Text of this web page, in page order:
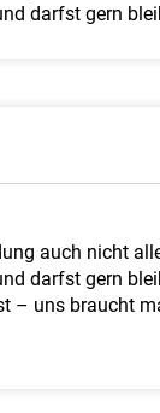
darfst gern
auch nicht
darfst gern
– uns braucht